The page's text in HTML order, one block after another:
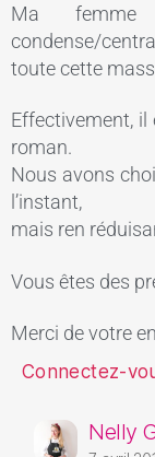
Ma
condense/
toute cette
Effectivement,
roman.
Nous avons
l’instant,
mais ren
Vous êtes des
Merci de votre
Connectez-
Nelly